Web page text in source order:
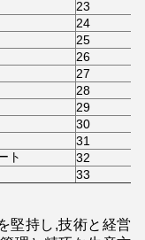
23
24
25
26
27
28
29
30
31
ト
32
33
堅持し,技術と経営